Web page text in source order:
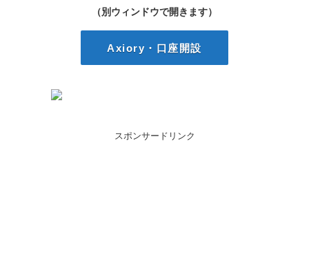
（別ウィンドウで開きます）
Axiory・口座開設
スポンサードリンク